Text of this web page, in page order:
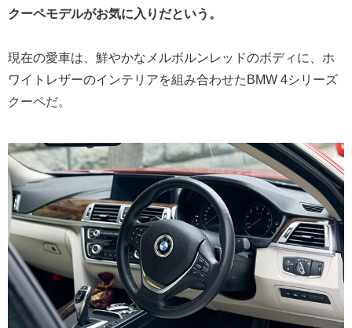
クーペモデルがお気に入りだという。
現在の愛車は、鮮やかなメルボルンレッドのボディに、ホ
ワイトレザーのインテリアを組み合わせたBMW 4シリーズ
クーペだ。